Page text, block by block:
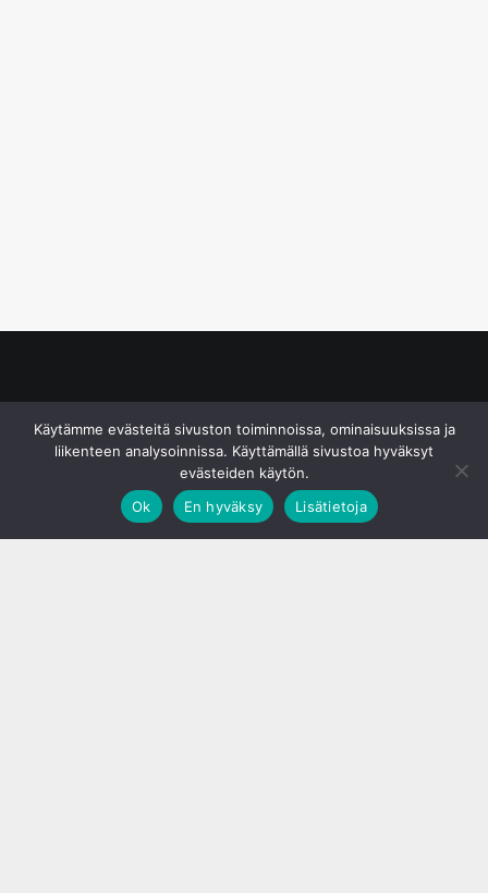
Käytämme evästeitä sivuston toiminnoissa, ominaisuuksissa ja
liikenteen analysoinnissa. Käyttämällä sivustoa hyväksyt
evästeiden käytön.
Ok
En hyväksy Lisätietoja